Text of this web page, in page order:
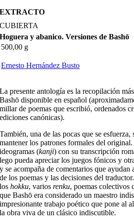
EXTRACTO
CUBIERTA
Hoguera y abanico. Versiones de Bashō
500,00 g
Ernesto Hernández Busto
La presente antología es la recopilación
Bashō disponible en español
millar de poemas que escribió, ordenados
ediciones canónicas).
También, una de las pocas que se
mantener los patrones formales del original.
ideogramas (kanji) con su transcripción
lego pueda apreciar los juegos fónicos y
y se acompaña de comentarios que
de los poemas y las decisiones del
loshokku, variosrenku, poemas colectivos
que Bashō era considerado un maestro
impresionante trabajo poético que pone al
la obra viva de un clásico indiscutible.